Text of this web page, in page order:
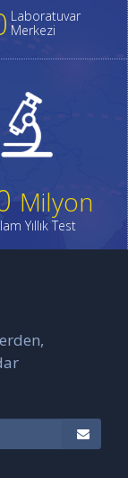
Laboratuvar
Merkezi
Milyon
Yıllık Test